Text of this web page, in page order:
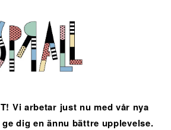
Vi arbetar just nu med vår nya
dig en ännu bättre upplevelse.